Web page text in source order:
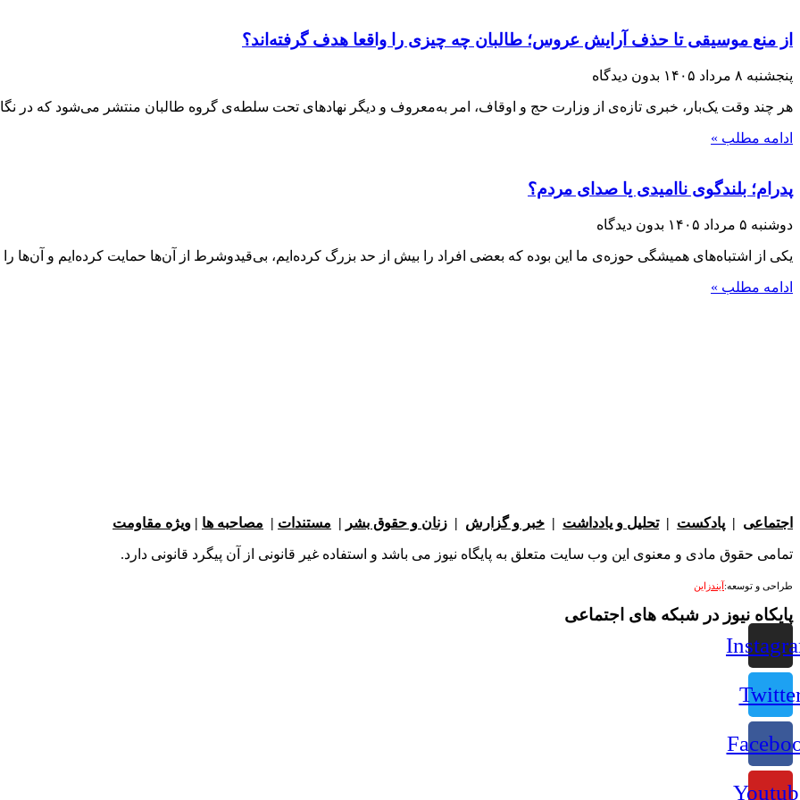
از منع موسیقی تا حذف آرایش عروس؛ طالبان چه چیزی را واقعا هدف گرفته‌اند؟
پنجشنبه ۸ مرداد ۱۴۰۵ بدون دیدگاه
هر چند وقت یک‌بار، خبری تازه‌ی از وزارت حج و اوقاف، امر به‌معروف و دیگر نهادهای تحت سلطه‌ی گروه طالبان منتشر می‌شود که در
ادامه مطلب »
پدرام؛ بلندگوی ناامیدی یا صدای مردم؟
دوشنبه ۵ مرداد ۱۴۰۵ بدون دیدگاه
یکی از اشتباه‌های همیشگی حوزه‌ی ما این بوده که بعضی افراد را بیش از حد بزرگ کرده‌ایم، بی‌قیدوشرط از آن‌ها حمایت کرده‌ایم و آن‌ها را
ادامه مطلب »
اجتماعی | پادکست |تحلیل و یادداشت | خبر و گزارش | زنان و حقوق بشر | مستندات | مصاحبه ها | ویژه مقاومت
تمامی حقوق مادی و معنوی این وب سایت متعلق به پایگاه نیوز می باشد و استفاده غیر قانونی از آن پیگرد قانونی دارد.
طراحی و توسعه: آیندزاین
پایکاه نیوز در شبکه های اجتماعی